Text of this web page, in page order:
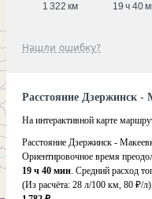
1 322 км 19 ч 40
Нашли ошибку?
Расстояние Дзержинск -
На интерактивной карте
Расстояние Дзержинск -
Ориентировочное время
19 ч 40 мин. Средний расход
(Из расчёта: 28 л/100 км, 80 ₽/л)